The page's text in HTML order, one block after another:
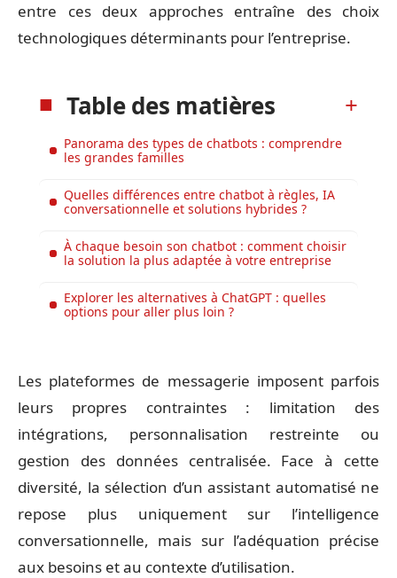
entre ces deux approches entraîne des choix
technologiques déterminants pour l’entreprise.
Table des matières
Panorama des types de chatbots : comprendre
les grandes familles
Quelles différences entre chatbot à règles, IA
conversationnelle et solutions hybrides ?
À chaque besoin son chatbot : comment choisir
la solution la plus adaptée à votre entreprise
Explorer les alternatives à ChatGPT : quelles
options pour aller plus loin ?
Les plateformes de messagerie imposent parfois
leurs propres contraintes : limitation des
intégrations, personnalisation restreinte ou
gestion des données centralisée. Face à cette
diversité, la sélection d’un assistant automatisé ne
repose plus uniquement sur l’intelligence
conversationnelle, mais sur l’adéquation précise
aux besoins et au contexte d’utilisation.